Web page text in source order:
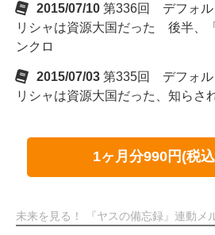
2015/07/10 第336回 デフォル
リシャは資源大国だった 後半、
ンクロ
2015/07/03 第335回 デフォル
リシャは資源大国だった、知ら
1ヶ月分990円(税
未来を見る！ 『ヤスの備忘録』連動メ